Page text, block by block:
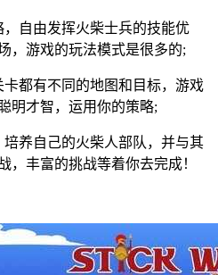
自由发挥火柴士兵的技能优
，游戏的玩法模式是很多的;
都有不同的地图和目标，游戏
明才智，运用你的策略;
养自己的火柴人部队，并与其
，丰富的挑战等着你去完成！